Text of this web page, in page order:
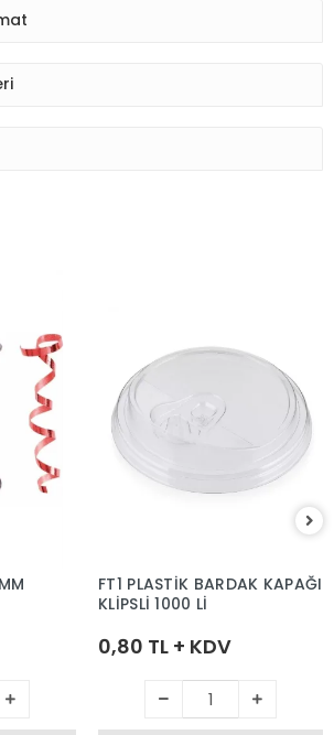
FT1 PLASTİK BARDAK KAPAĞI
KLİPSLİ 1000 Lİ
0,80 TL + KDV